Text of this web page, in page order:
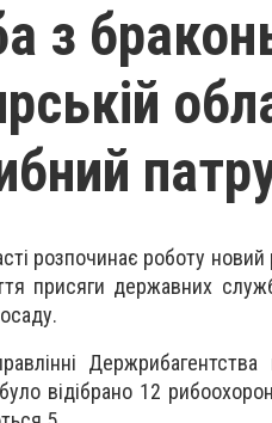
з
розпочинає роботу
присяги державних
відібрано 12